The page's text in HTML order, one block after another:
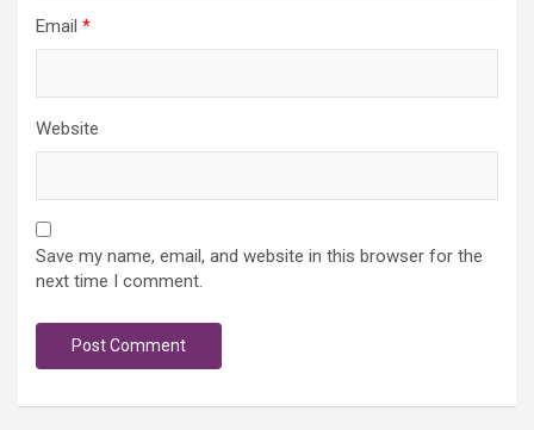
Email *
Website
Save my name, email, and website in this browser for the
next time I comment.